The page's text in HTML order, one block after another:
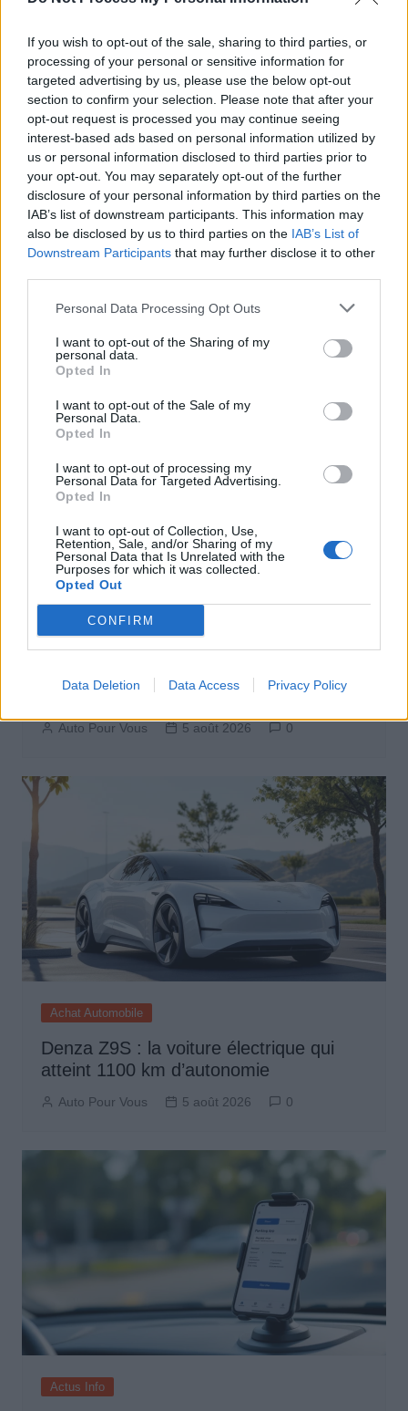
If you wish to opt-out of the sale, sharing to third parties, or
processing of your personal or sensitive information for
targeted advertising by us, please use the below opt-out
section to confirm your selection. Please note that after your
opt-out request is processed you may continue seeing
interest-based ads based on personal information utilized by
us or personal information disclosed to third parties prior to
your opt-out. You may separately opt-out of the further
disclosure of your personal information by third parties on the
IAB’s list of downstream participants. This information may
also be disclosed by us to third parties on the IAB’s List of
Downstream Participants that may further disclose it to other
Personal Data Processing Opt Outs
I want to opt-out of the Sharing of my
personal data.
Opted In
I want to opt-out of the Sale of my
Personal Data.
Opted In
I want to opt-out of processing my
Personal Data for Targeted Advertising.
Opted In
I want to opt-out of Collection, Use,
Retention, Sale, and/or Sharing of my
Personal Data that Is Unrelated with the
Purposes for which it was collected.
Opted Out
CONFIRM
Data Deletion Data Access Privacy Policy
Pourquoi le bouton start/stop disparaît
des voitures électriques
Auto Pour Vous 5 août 2026
Actus Info
Aston Martin au bord du gouffre : crise
financière et bataille juridique imminente
Auto Pour Vous 5 août 2026 0
Achat Automobile
Denza Z9S : la voiture électrique qui
atteint 1100 km d’autonomie
Auto Pour Vous 5 août 2026 0
Actus Info